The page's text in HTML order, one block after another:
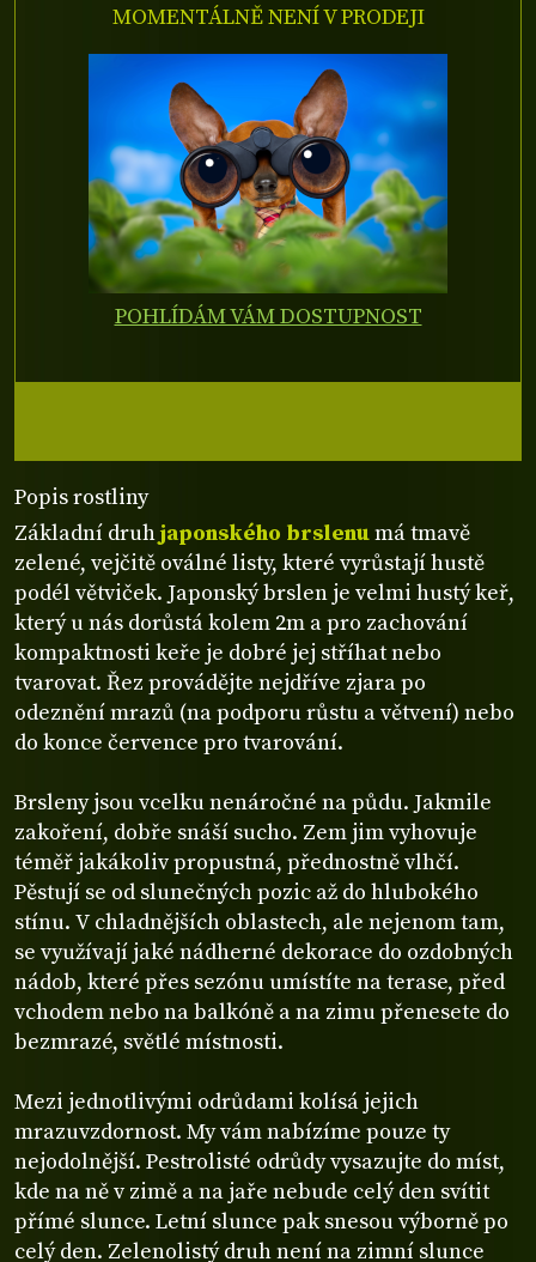
Popis rostliny
Základní druhjaponského brslenumá tmavě
zelené, vejčitě oválné listy, které vyrůstají hustě
podél větviček. Japonský brslen je velmi hustý keř,
který u nás dorůstá kolem 2m a pro zachování
kompaktnosti keře je dobré jej stříhat nebo
tvarovat. Řez provádějte nejdříve zjara po
odeznění mrazů (na podporu růstu a větvení) nebo
do konce července pro tvarování.
Brsleny jsou vcelku nenáročné na půdu. Jakmile
zakoření, dobře snáší sucho. Zem jim vyhovuje
téměř jakákoliv propustná, přednostně vlhčí.
Pěstují se od slunečných pozic až do hlubokého
stínu. V chladnějších oblastech, ale nejenom tam,
se využívají jaké nádherné dekorace do ozdobných
nádob, které přes sezónu umístíte na terase, před
vchodem nebo na balkóně a na zimu přenesete do
bezmrazé, světlé místnosti.
Mezi jednotlivými odrůdami kolísá jejich
mrazuvzdornost. My vám nabízíme pouze ty
nejodolnější. Pestrolisté odrůdy vysazujte do míst,
kde na ně v zimě a na jaře nebude celý den svítit
přímé slunce. Letní slunce pak snesou výborně po
celý den. Zelenolistý druh není na zimní slunce
MOMENTÁLNĚ NENÍ V PRODEJI
POHLÍDÁM VÁM DOSTUPNOST